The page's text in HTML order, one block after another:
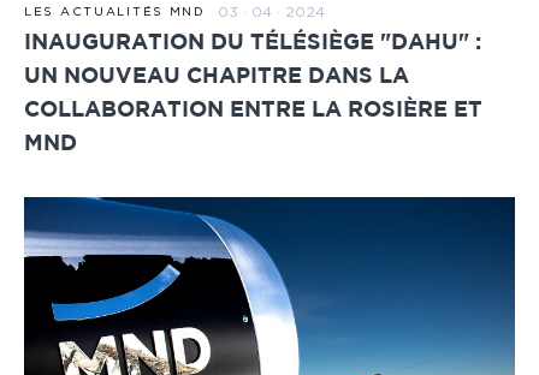
LES ACTUALITÉS MND 03 · 04 · 2024
INAUGURATION DU TÉLÉSIÈGE "DAHU" :
UN NOUVEAU CHAPITRE DANS LA
COLLABORATION ENTRE LA ROSIÈRE ET
MND